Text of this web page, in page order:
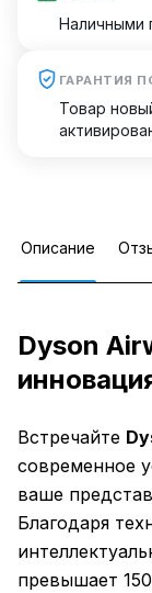
Наличными
ГАРАНТИЯ
Товар
Описание
Dyson
Встречайте
современное
ваше
Благодаря
превышает